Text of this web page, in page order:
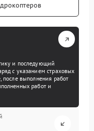
и последующий
с указанием страховых
после выполнения работ
работ и